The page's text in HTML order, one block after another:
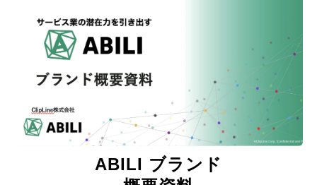
ABILI ブランド